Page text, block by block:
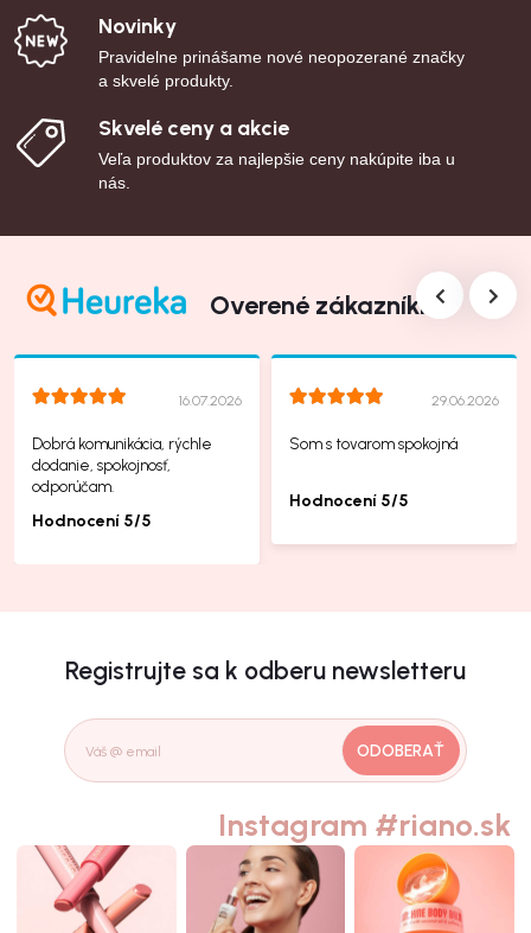
Novinky
Pravidelne prinášame nové neopozerané značky
a skvelé produkty.
Skvelé ceny a akcie
Veľa produktov za najlepšie ceny nakúpite iba u
nás.
Overené zákazníkmi
16.07.2026
Dobrá komunikácia, rýchle
dodanie, spokojnosť,
odporúčam.
Hodnocení 5/5
29.06.2026
Som s tovarom spokojná
Hodnocení 5/5
Registrujte sa k odberu newsletteru
ODOBERAŤ
Instagram #riano.sk